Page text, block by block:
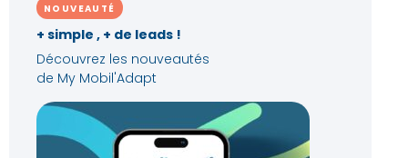
NOUVEAUTÉ
+ simple , + de leads !
Découvrez les nouveautés
de My Mobil'Adapt